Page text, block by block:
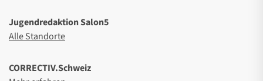
Jugendredaktion Salon5
Alle Standorte
CORRECTIV.Schweiz